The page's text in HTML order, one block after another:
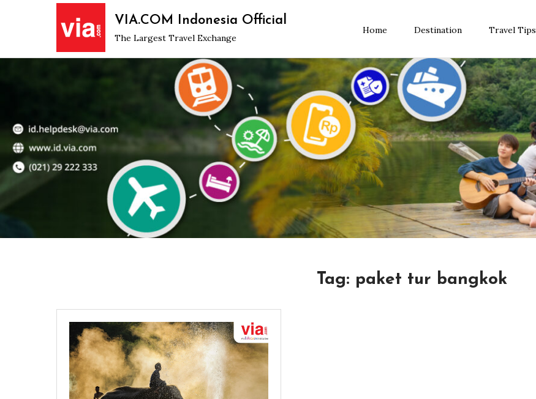
VIA.COM Indonesia Official
The Largest Travel Exchange
Home Destination Travel Tips
Tag: paket tur bangkok